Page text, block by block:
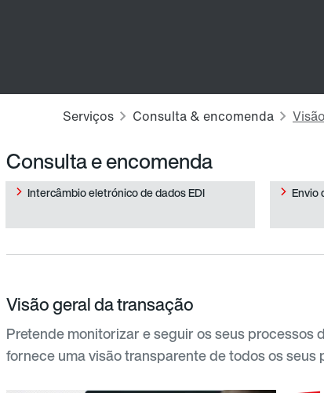
Consulta e encomenda
Intercâmbio eletrónico de dados EDI Envio
Visão geral da transação
Pretende monitorizar e seguir os seus
fornece uma visão transparente de todos os